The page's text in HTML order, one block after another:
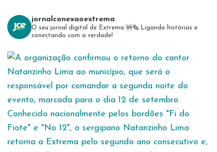
jornalconexaoextrema
O seu jornal digital de Extrema 🆕️🗞 Ligando histórias e
conectando com a verdade!